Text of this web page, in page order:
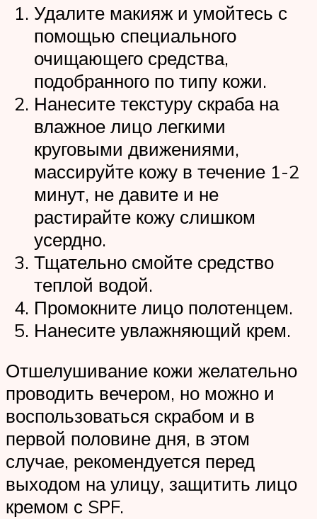
Удалите макияж и умойтесь с
помощью специального
очищающего средства,
подобранного по типу кожи.
Нанесите текстуру скраба на
влажное лицо легкими
круговыми движениями,
массируйте кожу в течение 1-2
минут, не давите и не
растирайте кожу слишком
усердно.
Тщательно смойте средство
теплой водой.
Промокните лицо полотенцем.
Нанесите увлажняющий крем.
Отшелушивание кожи желательно
проводить вечером, но можно и
воспользоваться скрабом и в
первой половине дня, в этом
случае, рекомендуется перед
выходом на улицу, защитить лицо
кремом с SPF.